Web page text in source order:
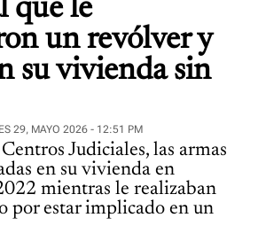
que le
un revólver y
su vivienda sin
29, MAYO 2026 - 12:51 PM
Judiciales, las armas
en su vivienda en
mientras le realizaban
por estar implicado en un